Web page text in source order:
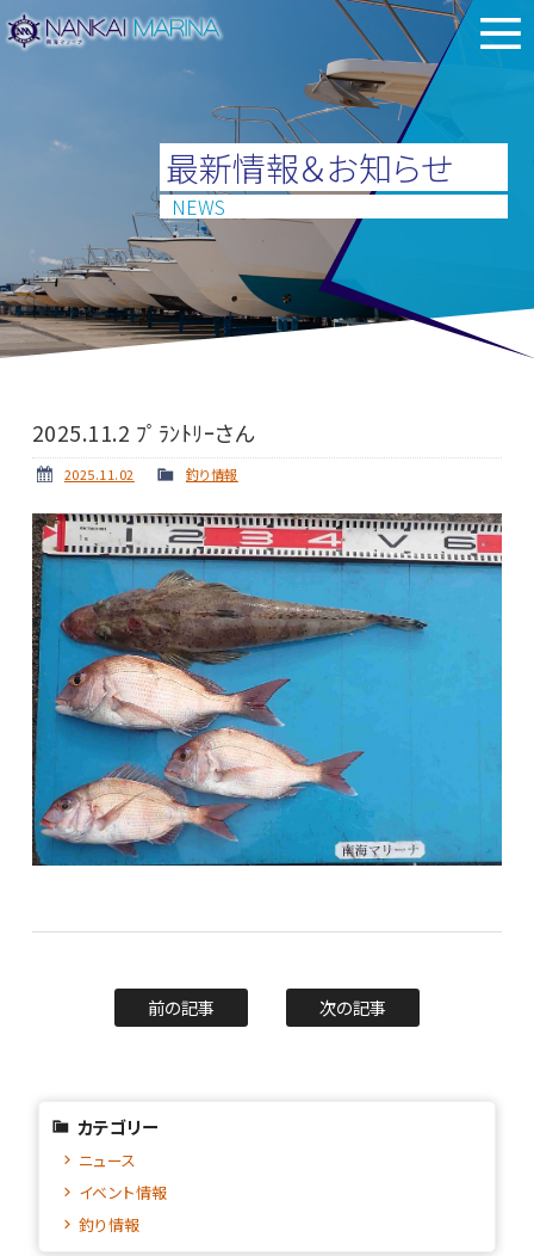
最新情報＆お知らせ
NEWS
2025.11.2 ﾌﾟﾗﾝﾄﾘｰさん
2025.11.02 釣り情報
前の記事 次の記事
カテゴリー
ニュース
イベント情報
釣り情報